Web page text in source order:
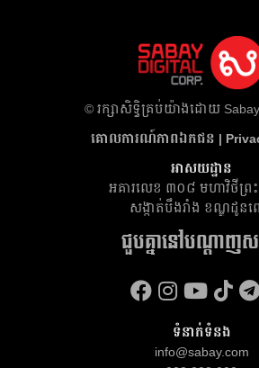
​© រក្សា​សិទ្ធិ​គ្រប់​យ៉ាង​ដោយ​
គោលការណ៍​ភាព​ឯកជន |
អាសយដ្ឋាន
អគារ​លេខ ៣០៨ មហាវិថីព្រះ
សង្កាត់បឹងរាំង ខណ្ឌដូន
ជួបគ្នានៅបណ្តាញស
ទំនាក់ទំនង
info@sabay.com